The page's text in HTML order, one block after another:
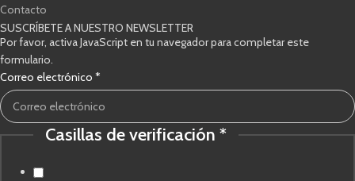
Contacto
SUSCRÍBETE A NUESTRO NEWSLETTER
Por favor, activa JavaScript en tu navegador para completar este
formulario.
Casillas
electrónico
de
Correo electrónico *
Casillas de verificación *